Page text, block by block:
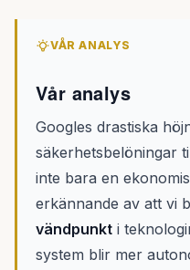
VÅR ANALYS
Vår analys
Googles drastiska
säkerhetsbelöningar
inte bara en
erkännande av att vi
vändpunkt i
system blir mer